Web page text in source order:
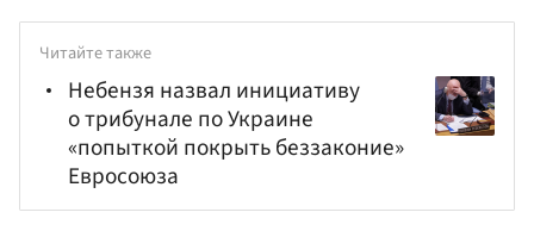
Читайте также
Небензя назвал инициативу
о трибунале по Украине
«попыткой покрыть беззаконие»
Евросоюза